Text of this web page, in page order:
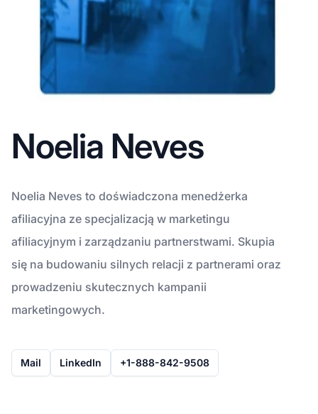
Noelia Neves
Noelia Neves to doświadczona menedżerka
afiliacyjna ze specjalizacją w marketingu
afiliacyjnym i zarządzaniu partnerstwami. Skupia
się na budowaniu silnych relacji z partnerami oraz
prowadzeniu skutecznych kampanii
marketingowych.
Mail LinkedIn +1-888-842-9508